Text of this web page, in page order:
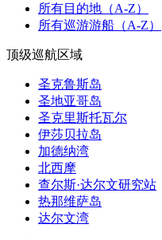
所有目的地（A-Z）
所有巡游游船（A-Z）
顶级巡航区域
圣克鲁斯岛
圣地亚哥岛
圣克里斯托瓦尔
伊莎贝拉岛
加德纳湾
北西摩
查尔斯·达尔文研究站
热那维萨岛
达尔文湾